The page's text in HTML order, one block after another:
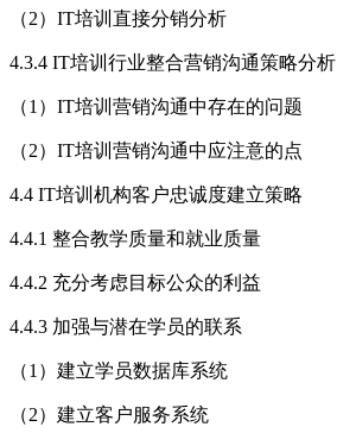
（2）IT培训直接分销分析
4.3.4 IT培训行业整合营销沟通策略分析
（1）IT培训营销沟通中存在的问题
（2）IT培训营销沟通中应注意的点
4.4 IT培训机构客户忠诚度建立策略
4.4.1 整合教学质量和就业质量
4.4.2 充分考虑目标公众的利益
4.4.3 加强与潜在学员的联系
（1）建立学员数据库系统
（2）建立客户服务系统